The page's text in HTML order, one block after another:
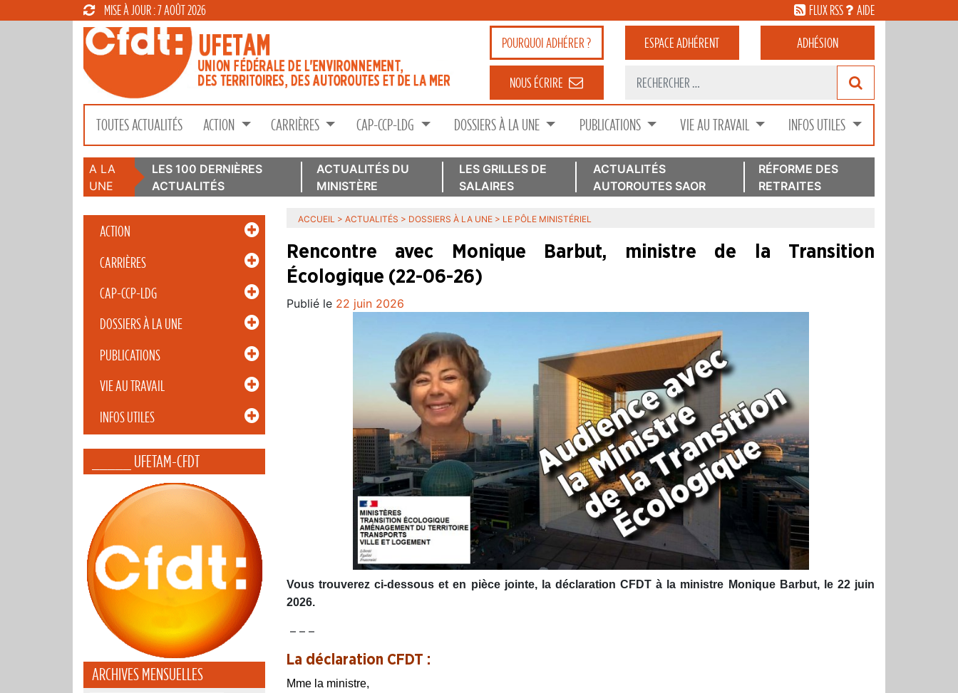
MISE À JOUR : 7 AOÛT 2026 FLUX RSS AIDE
POURQUOIADHÉRER ? ESPACEADHÉRENT ADHÉSION
NOUS ÉCRIRE
TOUTES ACTUALITÉS ACTION CARRIÈRES CAP-CCP-LDG DOSSIERS À LA UNE PUBLICATIONS VIE AU TRAVAIL INFOS UTILES
A LA
UNE
LES 100 DERNIÈRES
ACTUALITÉS
ACTUALITÉS DU
MINISTÈRE
LES GRILLES DE
SALAIRES
ACTUALITÉS
AUTOROUTES SAOR
RÉFORME DES
RETRAITES
ACTION
CARRIÈRES
CAP-CCP-LDG
DOSSIERS À LA UNE
PUBLICATIONS
VIE AU TRAVAIL
INFOS UTILES
_____ UFETAM-CFDT
ARCHIVES MENSUELLES
ACCUEIL > ACTUALITÉS > DOSSIERS À LA UNE > LE PÔLE MINISTÉRIEL
Rencontre avec Monique Barbut, ministre de la Transition
Écologique (22-06-26)
Publié le 22 juin 2026
Vous trouverez ci-dessous et en pièce jointe, la déclaration CFDT à la ministre Monique Barbut, le 22 juin
2026.
– – –
La déclaration CFDT :
Mme la ministre,